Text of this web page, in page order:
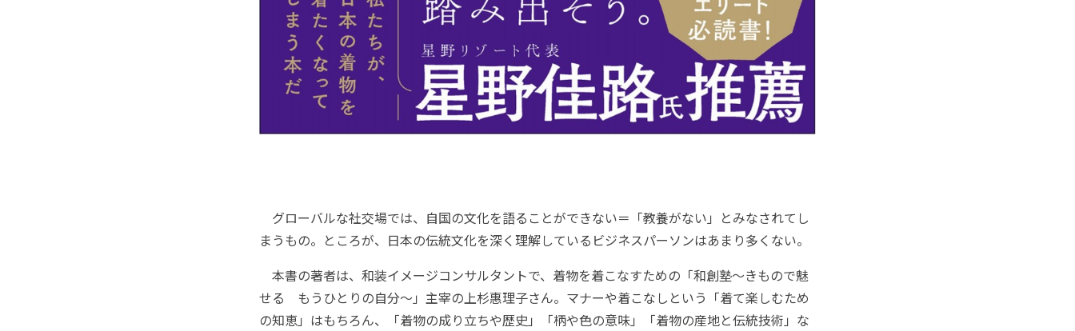
グローバルな社交場では、自国の文化を語ることができない＝「教養がない」とみなされてし
まうもの。ところが、日本の伝統文化を深く理解しているビジネスパーソンはあまり多くない。
本書の著者は、和装イメージコンサルタントで、着物を着こなすための「和創塾～きもので魅
せる もうひとりの自分～」主宰の上杉惠理子さん。マナーや着こなしという「着て楽しむため
の知恵」はもちろん、「着物の成り立ちや歴史」「柄や色の意味」「着物の産地と伝統技術」な